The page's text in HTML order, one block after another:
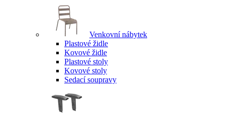
Venkovní nábytek
Plastové židle
Kovové židle
Plastové stoly
Kovové stoly
Sedací soupravy